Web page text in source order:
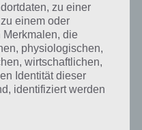
zu einer
einem oder
Merkmalen, die
physiologischen,
wirtschaftlichen,
Identität dieser
identifiziert werden